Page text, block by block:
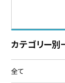
カテゴリー別
全て